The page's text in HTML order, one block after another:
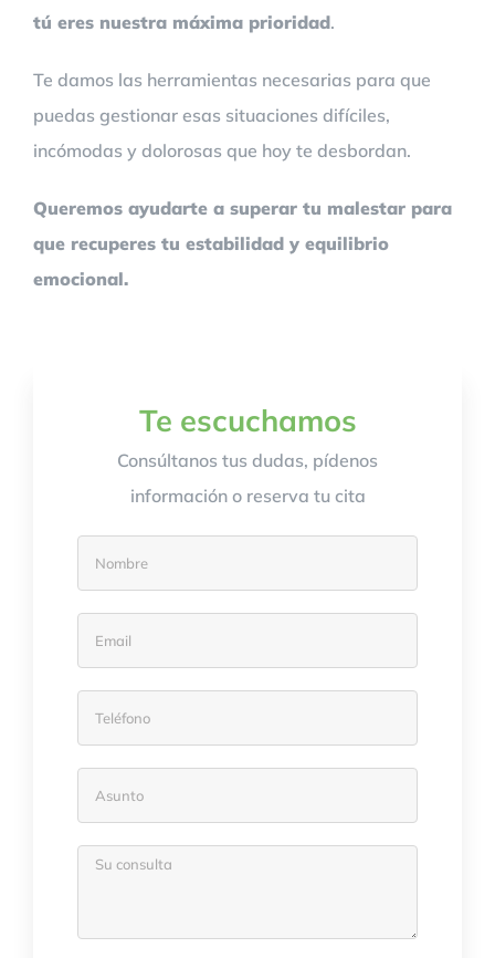
tú eres nuestra máxima prioridad.
Te damos las herramientas necesarias para que
puedas gestionar esas situaciones difíciles,
incómodas y dolorosas que hoy te desbordan.
Queremos ayudarte a superar tu malestar para
que recuperes tu estabilidad y equilibrio
emocional.
Te escuchamos
Consúltanos tus dudas, pídenos
información o reserva tu cita